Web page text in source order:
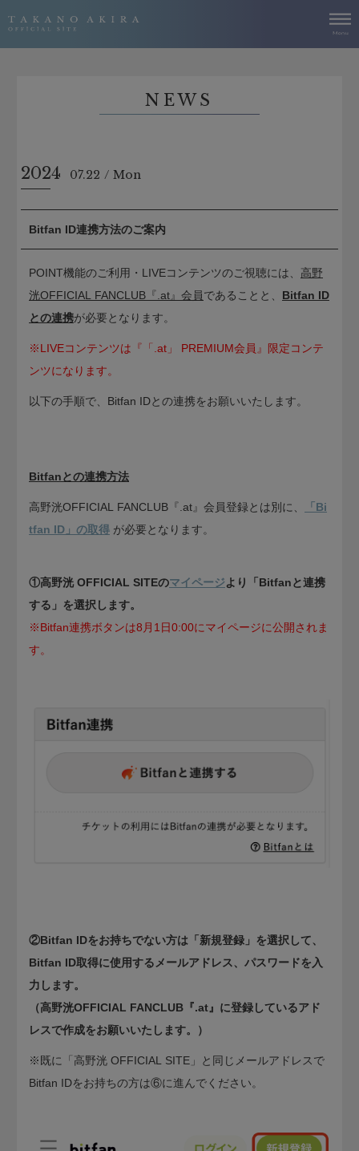
NEWS
2024 07.22 Mon
Bitfan ID連携方法のご案内
POINT機能のご利用・LIVEコンテンツのご視聴には、 高野
洸OFFICIAL FANCLUB『.at』会員であることと、 Bitfan ID
との連携が必要となります。
※LIVEコンテンツは『「.at」 PREMIUM会員』限定コンテ
ンツになります。
以下の手順で、Bitfan IDとの連携をお願いいたします。
Bitfanとの連携方法
高野洸OFFICIAL FANCLUB『.at』会員登録とは別に、
「Bi
tfan ID」の取得 が必要となります。
①高野洸 OFFICIAL SITE​のマイページより「Bitfanと連携
する」を選択します。
※Bitfan連携ボタンは8月1日0:00にマイページに公開されま
す。
②Bitfan IDをお持ちでない方は「新規登録」を選択して、
Bitfan ID取得に使用するメールアドレス、パスワードを入
力します。
（高野洸OFFICIAL FANCLUB『.at』​に登録しているアド
レスで作成をお願いいたします。）
※既に「高野洸 OFFICIAL SITE​」と同じメールアドレスで
Bitfan IDをお持ちの方は⑥に進んでください。